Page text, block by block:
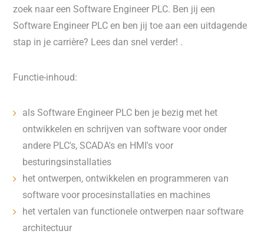
zoek naar een Software Engineer PLC. Ben jij een
Software Engineer PLC en ben jij toe aan een uitdagende
stap in je carrière? Lees dan snel verder! .
Functie-inhoud:
als Software Engineer PLC ben je bezig met het
ontwikkelen en schrijven van software voor onder
andere PLC's, SCADA's en HMI's voor
besturingsinstallaties
het ontwerpen, ontwikkelen en programmeren van
software voor procesinstallaties en machines
het vertalen van functionele ontwerpen naar software
architectuur